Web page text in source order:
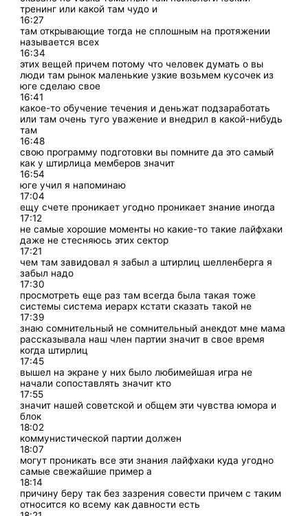
тренинг или какой там чудо и
16:27
там открывающие тогда не сплошным на протяжении
называется всех
16:34
этих вещей причем потому что человек думать о вы
люди там рынок маленькие узкие возьмем кусочек из
юге сделаю свое
16:41
какое-то обучение течения и деньжат подзаработать
или там очень туго уважение и внедрил в какой-нибудь
там
16:48
свою программу подготовки вы помните да это самый
как у штирлица мемберов значит
16:54
юге учил я напоминаю
17:04
ещу счете проникает угодно проникает знание иногда
17:12
не самые хорошие моменты но какие-то такие лайфхаки
даже не стесняюсь этих сектор
17:21
чем там завидовал я забыл а штирлиц шелленберга я
забыл надо
17:30
просмотреть еще раз там всегда была такая тоже
системы система иерарх кстати сказать такой не
17:39
знаю сомнительный не сомнительный анекдот мне мама
рассказывала наш член партии значит в свое время
когда штирлиц
17:45
вышел на экране у них было любимейшая игра не
начали сопоставлять значит кто
17:55
значит нашей советской и общем эти чувства юмора и
блок
18:02
коммунистической партии должен
18:07
могут проникать все эти знания лайфхаки куда угодно
самые свежайшие пример а
18:14
причину беру так без зазрения совести причем с таким
относится ко всему как давности есть